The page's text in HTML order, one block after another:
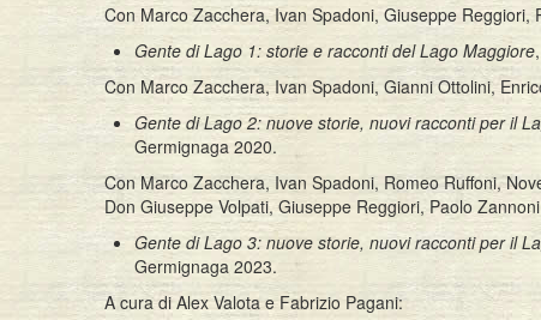
Con Marco Zacchera, Ivan Spadoni, Giuseppe
Gente di Lago 1: storie e racconti del Lago Maggiore
Con Marco Zacchera, Ivan Spadoni, Gianni Ottolini,
Gente di Lago 2: nuove storie, nuovi racconti per il
Germignaga 2020.
Con Marco Zacchera, Ivan Spadoni, Romeo Ruffoni,
Don Giuseppe Volpati, Giuseppe Reggiori, Paolo Zannoni
Gente di Lago 3: nuove storie, nuovi racconti per il
Germignaga 2023.
A cura di Alex Valota e Fabrizio Pagani: